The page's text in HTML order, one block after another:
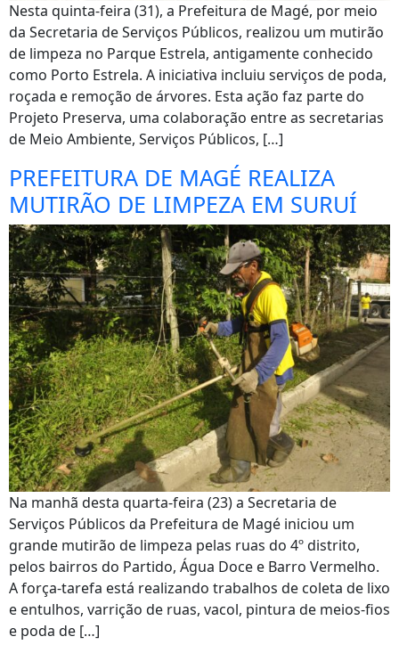
Nesta quinta-feira (31), a Prefeitura de Magé, por meio
da Secretaria de Serviços Públicos, realizou um mutirão
de limpeza no Parque Estrela, antigamente conhecido
como Porto Estrela. A iniciativa incluiu serviços de poda,
roçada e remoção de árvores. Esta ação faz parte do
Projeto Preserva, uma colaboração entre as secretarias
de Meio Ambiente, Serviços Públicos, […]
PREFEITURA DE MAGÉ REALIZA
MUTIRÃO DE LIMPEZA EM SURUÍ
Na manhã desta quarta-feira (23) a Secretaria de
Serviços Públicos da Prefeitura de Magé iniciou um
grande mutirão de limpeza pelas ruas do 4º distrito,
pelos bairros do Partido, Água Doce e Barro Vermelho.
A força-tarefa está realizando trabalhos de coleta de lixo
e entulhos, varrição de ruas, vacol, pintura de meios-fios
e poda de […]